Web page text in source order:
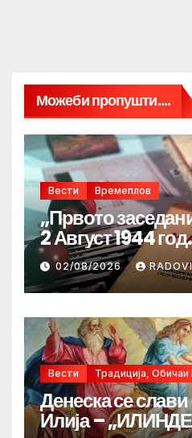
Можеби пропушти....
Вести Времеплов
„Првото
2 Август 1944 год.
02/08/2026
Вести Традиција, Обичаи
Денеска се
Илија –